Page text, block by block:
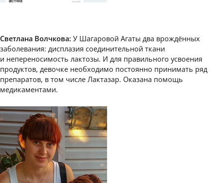
Светлана Волчкова: У Шагаровой Агаты два врождённых
заболевания: дисплазия соединительной ткани
и непереносимость лактозы. И для правильного усвоения
продуктов, девочке необходимо постоянно принимать ряд
препаратов, в том числе Лактазар. Оказана помощь
медикаментами.